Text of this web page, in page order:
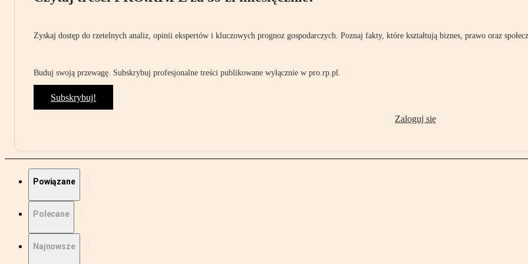
Zyskaj dostęp do rzetelnych analiz, opinii ekspertów i kluczowych prognoz gospodarczych. Poznaj fakty, które kształtują biznes, prawo oraz
Buduj swoją przewagę. Subskrybuj profesjonalne treści publikowane wyłącznie w pro.rp.pl.
Subskrybuj!
Zaloguj się
Powiązane
Polecane
Najnowsze